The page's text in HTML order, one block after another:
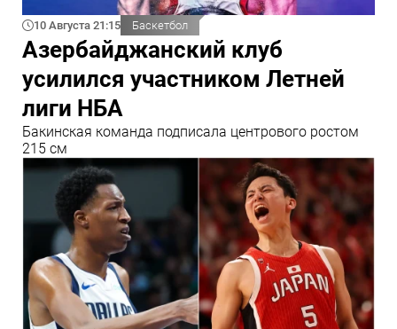
10 Августа 21:15 Баскетбол
Азербайджанский клуб
усилился участником Летней
лиги НБА
Бакинская команда подписала центрового ростом
215 см